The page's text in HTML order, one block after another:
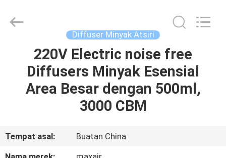
RUMAH
PRODUK
KAMI
Diffuser Minyak Atsiri
220V Electric noise free
Diffusers Minyak Esensial
Area Besar dengan 500ml,
3000 CBM
Tempat asal:
Buatan China